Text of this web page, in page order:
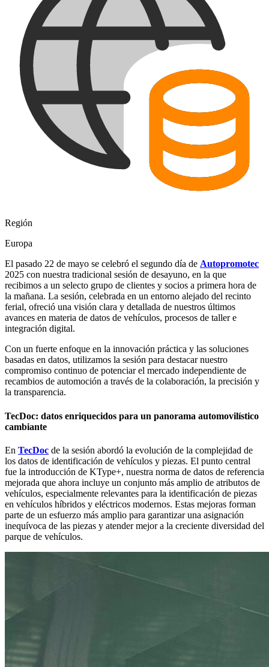
Región
Europa
El pasado 22 de mayo se celebró el segundo día de Autopromotec
2025 con nuestra tradicional sesión de desayuno, en la que
recibimos a un selecto grupo de clientes y socios a primera hora de
la mañana. La sesión, celebrada en un entorno alejado del recinto
ferial, ofreció una visión clara y detallada de nuestros últimos
avances en materia de datos de vehículos, procesos de taller e
integración digital.
Con un fuerte enfoque en la innovación práctica y las soluciones
basadas en datos, utilizamos la sesión para destacar nuestro
compromiso continuo de potenciar el mercado independiente de
recambios de automoción a través de la colaboración, la precisión y
la transparencia.
TecDoc: datos enriquecidos para un panorama automovilístico
cambiante
En TecDoc de la sesión abordó la evolución de la complejidad de
los datos de identificación de vehículos y piezas. El punto central
fue la introducción de KType+, nuestra norma de datos de referencia
mejorada que ahora incluye un conjunto más amplio de atributos de
vehículos, especialmente relevantes para la identificación de piezas
en vehículos híbridos y eléctricos modernos. Estas mejoras forman
parte de un esfuerzo más amplio para garantizar una asignación
inequívoca de las piezas y atender mejor a la creciente diversidad del
parque de vehículos.